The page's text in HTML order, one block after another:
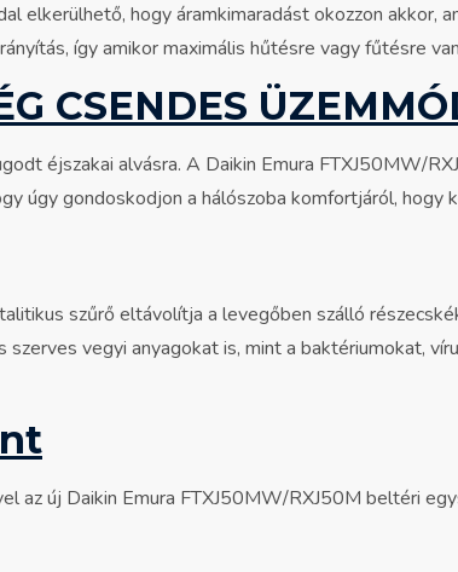
elkerülhető, hogy áramkimaradást okozzon akkor,
így amikor maximális hűtésre vagy fűtésre
CSENDES
éjszakai alvásra. A Daikin Emura FTXJ50MW/
úgy gondoskodjon a hálószoba komfortjáról, hogy
szűrő eltávolítja a levegőben szálló
vegyi anyagokat is, mint a baktériumokat,
az új Daikin Emura FTXJ50MW/RXJ50M beltéri